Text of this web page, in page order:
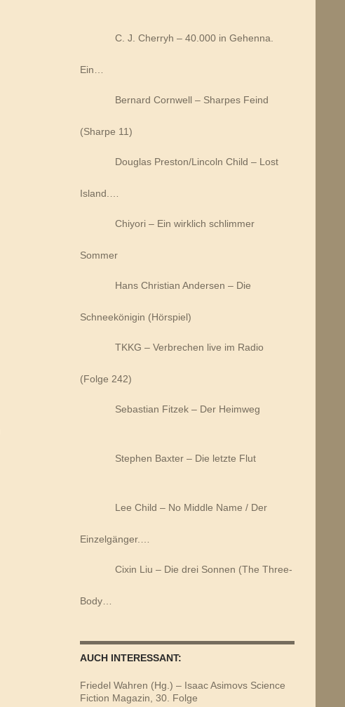
C. J. Cherryh – 40.000 in Gehenna.
Ein…
Bernard Cornwell – Sharpes Feind
(Sharpe 11)
Douglas Preston/Lincoln Child – Lost
Island.…
Chiyori – Ein wirklich schlimmer
Sommer
Hans Christian Andersen – Die
Schneekönigin (Hörspiel)
TKKG – Verbrechen live im Radio
(Folge 242)
Sebastian Fitzek – Der Heimweg
Stephen Baxter – Die letzte Flut
Lee Child – No Middle Name / Der
Einzelgänger.…
Cixin Liu – Die drei Sonnen (The Three-
Body…
AUCH INTERESSANT:
Friedel Wahren (Hg.) – Isaac Asimovs Science
Fiction Magazin, 30. Folge